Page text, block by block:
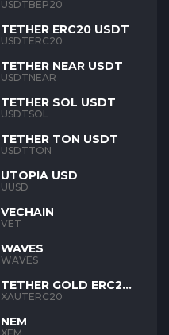
USDTBEP20
TETHER ERC20 USDT
USDTERC20
TETHER NEAR USDT
USDTNEAR
TETHER SOL USDT
USDTSOL
TETHER TON USDT
USDTTON
UTOPIA USD
UUSD
VECHAIN
VET
WAVES
WAVES
TETHER GOLD ERC20
XAUT
XAUTERC20
NEM